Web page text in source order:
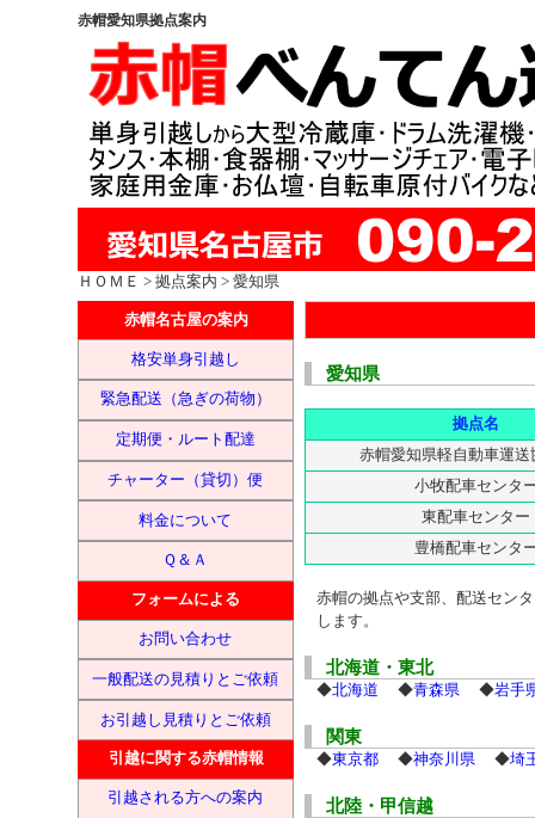
赤帽愛知県拠点案内
ＨＯＭＥ > 拠点案内 > 愛知県
赤帽名古屋の案内
格安単身引越し
緊急配送（急ぎの荷物）
定期便・ルート配達
チャーター（貸切）便
料金について
Ｑ＆Ａ
フォームによる
お問い合わせ
一般配送の見積りとご依頼
お引越し見積りとご依頼
引越に関する赤帽情報
引越される方への案内
愛知県
拠点名
赤帽愛知県軽自動車運送
小牧配車センタ
東配車センター
豊橋配車センタ
赤帽の拠点や支部、配送セン
します。
北海道・東北
◆北海道 ◆青森県 ◆岩手
関東
◆東京都 ◆神奈川県 ◆埼
北陸・甲信越